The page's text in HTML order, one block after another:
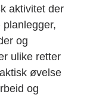
aktivitet der
planlegger,
og
ulike retter
øvelse
og